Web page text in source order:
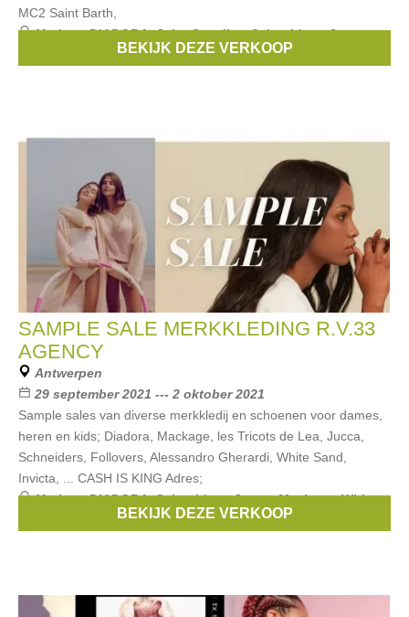
MC2 Saint Barth,
Merken:DIADORA,John Smedley,Schneiders,Jucca,
BEKIJK DEZE VERKOOP
SAMPLE SALE MERKKLEDING R.V.33
AGENCY
Antwerpen
29 september 2021 --- 2 oktober 2021
Sample sales van diverse merkkledij en schoenen voor dames,
heren en kids; Diadora, Mackage, les Tricots de Lea, Jucca,
Schneiders, Follovers, Alessandro Gherardi, White Sand,
Invicta, ... CASH IS KING Adres;
Merken:DIADORA,Schneiders,Jucca,Mackage,White
BEKIJK DEZE VERKOOP